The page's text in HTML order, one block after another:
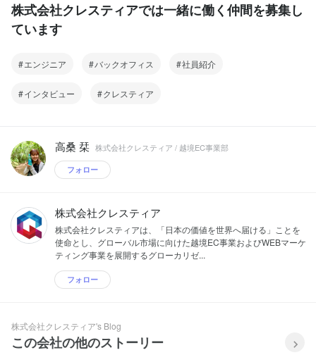
株式会社クレスティアでは一緒に働く仲間を募集し
ています
エンジニア バックオフィス 社員紹介
インタビュー クレスティア
高桑 栞 株式会社クレスティア / 越境EC事業部
フォロー
株式会社クレスティア
株式会社クレスティアは、「日本の価値を世界へ届ける」ことを
使命とし、グローバル市場に向けた越境EC事業およびWEBマーケ
ティング事業を展開するグローカリゼ...
フォロー
株式会社クレスティア's Blog
この会社の他のストーリー